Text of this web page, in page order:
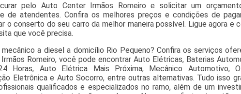
pelo Auto Center Irmãos Romeiro e solicitar um
de atendentes. Confira os melhores preços e condições de
o conserto do seu carro da melhor maneira possível. Ligue agora e
que você precisa.
mecânico a diesel a domicílio Rio Pequeno? Confira os serviços
Romeiro, você pode encontrar Auto Elétricas, Baterias
Horas, Auto Elétrica Mais Próxima, Mecânico Automotivo,
Eletrônica e Auto Socorro, entre outras alternativas. Tudo isso
qualificados e especializados no ramo, além de um